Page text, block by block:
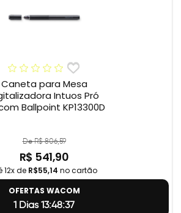
Caneta para Mesa
Intuos Pró
Ballpoint KP13300D
De R$ 806,59
R$ 541,90
12x de R$55,14 no cartão
OFERTAS WACOM
1 Dias 13:48:37